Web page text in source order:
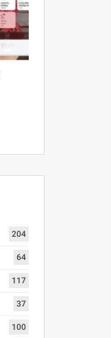
204
64
117
37
100